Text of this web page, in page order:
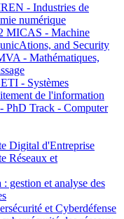
- Industries de
numérique
MICAS - Machine
and Security
- Mathématiques,
- Systèmes
de l'information
PhD Track - Computer
Digital d'Entreprise
Réseaux et
gestion et analyse des
et Cyberdéfense